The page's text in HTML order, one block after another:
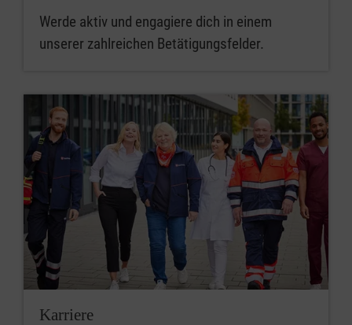
Werde aktiv und engagiere dich in einem
unserer zahlreichen Betätigungsfelder.
Karriere